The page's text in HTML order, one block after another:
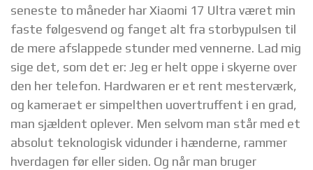
seneste to måneder har Xiaomi 17 Ultra været min
faste følgesvend og fanget alt fra storbypulsen til
de mere afslappede stunder med vennerne. Lad mig
sige det, som det er: Jeg er helt oppe i skyerne over
den her telefon. Hardwaren er et rent mesterværk,
og kameraet er simpelthen uovertruffent i en grad,
man sjældent oplever. Men selvom man står med et
absolut teknologisk vidunder i hænderne, rammer
hverdagen før eller siden. Og når man bruger